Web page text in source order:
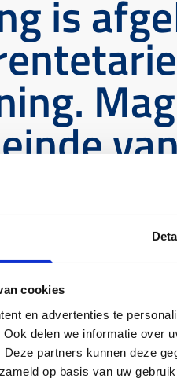
cookies
en advertenties te
delen we informatie over
partners kunnen deze
op basis van uw
is
of wijzigen van het rentetarief.